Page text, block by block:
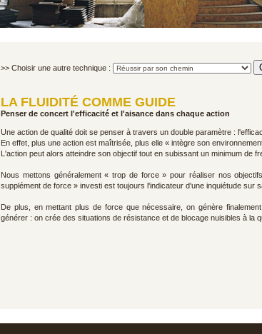
>> Choisir une autre technique :
LA FLUIDITÉ COMME GUIDE
Penser de concert l'efficacité et l'aisance dans chaque action
Une action de qualité doit se penser à travers un double paramètre :
En effet, plus une action est maîtrisée, plus elle « intègre son
L'action peut alors atteindre son objectif tout en subissant un minimum de
Nous mettons généralement « trop de force » pour réaliser nos
supplément de force » investi est toujours l'indicateur d'une inquiétude sur
De plus, en mettant plus de force que nécessaire, on génère
générer : on crée des situations de résistance et de blocage nuisibles à la